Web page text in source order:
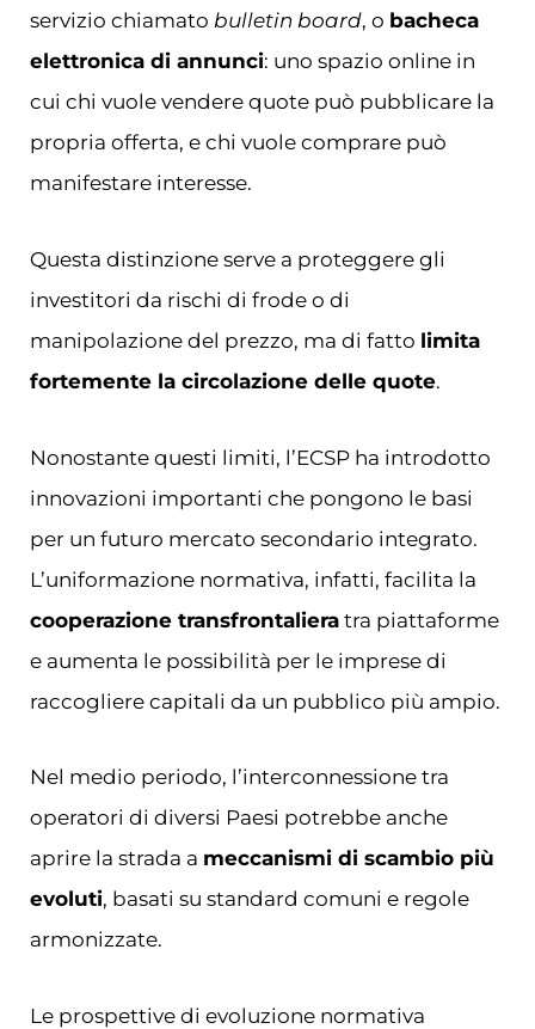
servizio chiamato bulletin board, o bacheca
elettronica di annunci: uno spazio online in
cui chi vuole vendere quote può pubblicare la
propria offerta, e chi vuole comprare può
manifestare interesse.
Questa distinzione serve a proteggere gli
investitori da rischi di frode o di
manipolazione del prezzo, ma di fatto limita
fortemente la circolazione delle quote.
Nonostante questi limiti, l’ECSP ha introdotto
innovazioni importanti che pongono le basi
per un futuro mercato secondario integrato.
L’uniformazione normativa, infatti, facilita la
cooperazione transfrontaliera tra piattaforme
e aumenta le possibilità per le imprese di
raccogliere capitali da un pubblico più ampio.
Nel medio periodo, l’interconnessione tra
operatori di diversi Paesi potrebbe anche
aprire la strada a meccanismi di scambio più
evoluti, basati su standard comuni e regole
armonizzate.
Le prospettive di evoluzione normativa